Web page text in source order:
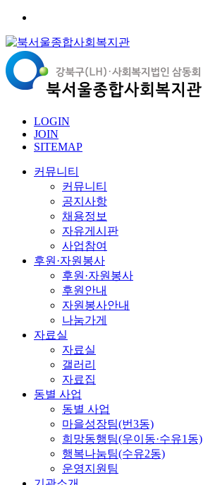
LOGIN
JOIN
SITEMAP
커뮤니티
커뮤니티
공지사항
채용정보
자유게시판
사업참여
후원·자원봉사
후원·자원봉사
후원안내
자원봉사안내
나눔가게
자료실
자료실
갤러리
자료집
동별 사업
동별 사업
마을성장팀(번3동)
희망동행팀(우이동·수유1동)
행복나눔팀(수유2동)
운영지원팀